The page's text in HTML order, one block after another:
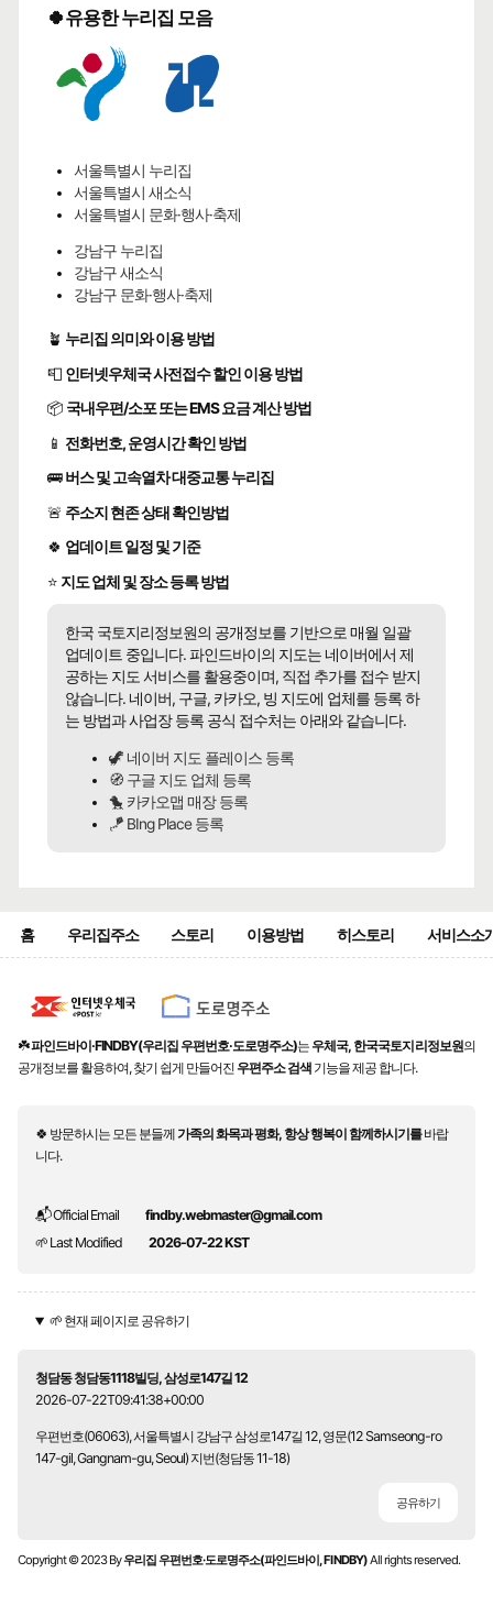
🍀유용한 누리집 모음
서울특별시 누리집
서울특별시 새소식
서울특별시 문화·행사·축제
강남구 누리집
강남구 새소식
강남구 문화·행사·축제
🪴 누리집 의미와 이용 방법
📮 인터넷우체국 사전접수 할인 이용 방법
📦 국내우편/소포 또는 EMS 요금 계산 방법
📱 전화번호, 운영시간 확인 방법
🚌버스 및 고속열차 대중교통 누리집
🚨 주소지 현존 상태 확인방법
🍀 업데이트 일정 및 기준
⭐ 지도 업체 및 장소 등록 방법
한국 국토지리정보원의 공개정보를 기반으로 매월 일괄
업데이트 중입니다. 파인드바이의 지도는 네이버에서 제
공하는 지도 서비스를 활용중이며, 직접 추가를 접수 받지
않습니다. 네이버, 구글, 카카오, 빙 지도에 업체를 등록 하
는 방법과 사업장 등록 공식 접수처는 아래와 같습니다.
🦖 네이버 지도 플레이스 등록
🧭 구글 지도 업체 등록
🐤 카카오맵 매장 등록
🪁 BIng Place 등록
홈 우리집주소 스토리 이용방법 히스토리 서비스소
☘️파인드바이·FINDBY(우리집 우편번호·도로명주소)는 우체국, 한국국토지리정보원의
공개정보를 활용하여, 찾기 쉽게 만들어진 우편주소 검색 기능을 제공 합니다.
🍀 방문하시는 모든 분들께가족의 화목과 평화, 항상 행복이 함께하시기를바랍
니다.
📬 Official Email
findby.webmaster@gmail.com
🌱 Last Modified
2026-07-22 KST
🌱 현재 페이지로 공유하기
청담동 청담동1118빌딩, 삼성로147길 12
2026-07-22T09:41:38+00:00
우편번호(06063), 서울특별시 강남구 삼성로147길 12, 영문(12 Samseong-ro
147-gil, Gangnam-gu, Seoul) 지번(청담동 11-18)
공유하기
Copyright © 2023 By우리집 우편번호·도로명주소(파인드바이, FINDBY)All rights reserved.